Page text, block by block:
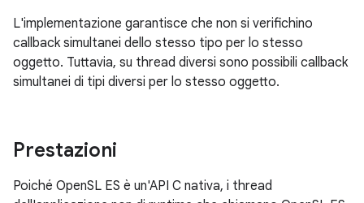
L'implementazione garantisce che non si verifichino
callback simultanei dello stesso tipo per lo stesso
oggetto. Tuttavia, su thread diversi sono possibili callback
simultanei di tipi diversi per lo stesso oggetto.
Prestazioni
Poiché OpenSL ES è un'API C nativa, i thread